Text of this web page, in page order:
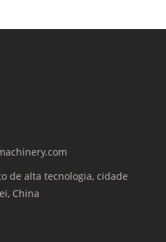
de alta tecnologia, cidade
China